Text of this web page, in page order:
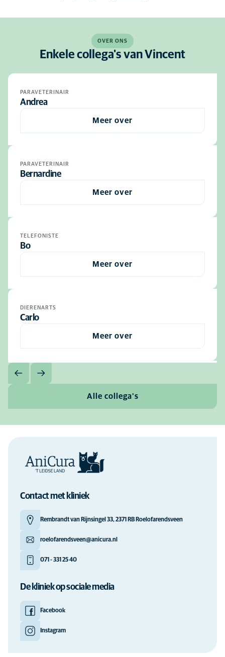
OVER ONS
Enkele collega's van Vincent
PARAVETERINAIR
Andrea
Meer over
PARAVETERINAIR
Bernardine
Meer over
TELEFONISTE
Bo
Meer over
DIERENARTS
Carlo
Meer over
Alle collega's
Contact met kliniek
Rembrandt van Rijnsingel 33, 2371 RB Roelofarendsveen
roelofarendsveen@anicura.nl
071 - 331 25 40
De kliniek op sociale media
Facebook
Instagram